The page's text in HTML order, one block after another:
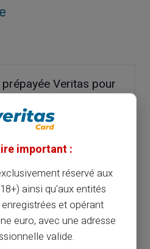
Veritas pour
confidentiels
de vos finances avec
une carte prépayée
Article suivant
important :
réservé aux
ainsi qu'aux entités
et opérant
euro, avec une adresse
valide.